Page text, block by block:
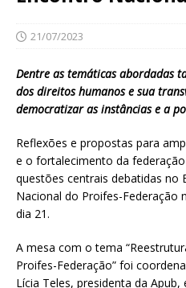
21/07/2023
Dentre as temáticas abordadas
dos direitos humanos e sua
democratizar as instâncias e a
Reflexões e propostas para
e o fortalecimento da
questões centrais debatidas no
Nacional do Proifes-Federação
dia 21.
A mesa com o tema
Proifes-Federação” foi
Lícia Teles, presidenta da